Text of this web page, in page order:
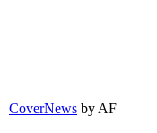
| CoverNews by AF